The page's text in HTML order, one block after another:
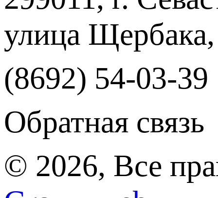
улица
(8692) 54-03-39
Обратная связь
© 2026, Все